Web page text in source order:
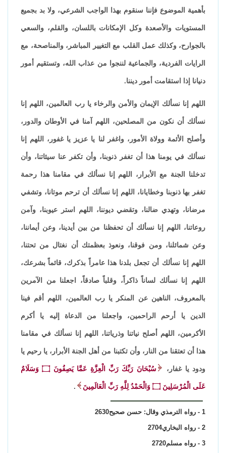
بأهمية الموضوع فإننا سنقوم بهذا الواجب الشرعي، ولا بد بجميع
المستويات والأصعدة وكل الإمكانات باللسان، والقلم، والسعي
بالجوارح، وكذلك عمل القلب مع التغيير المباشر، والمناصحة، مع
الرايات الفردية، والجماعية لننجوا من عذاب الله، وتستقيم أمور
دنيانا إذا استقامت أمور ديننا.
اللهم إنا نسألك الإيمان والأمن والرخاء يا رب العالمين، اللهم إنا
نسألك أن نكون من المصلحين، اللهم آمنا في الأوطان والدور،
وأصلح الأئمة وولاة الأمور، واغفر لنا يا عزيز يا غفور، اللهم إنا
نسألك في يومنا هذا أن تغفر ذنوبنا، وأن تكفر عنا سيئاتنا، وأن
تدخلنا الجنة مع الأبرار، اللهم إنا نسألك في مقامنا هذا رحمة
تغفر بها ذنوبنا وخطايانا، اللهم إنا نسألك أن ترحم موتانا، وتشفي
مرضانا، وتهدي ضالنا، وتقضي ديوننا، اللهم استر عيوبنا، وآمن
روعاتنا، اللهم إنا نسألك أن تحفظنا من بين أيدينا، وعن أيماننا،
وعن شمائلنا، ومن فوقنا، ونعوذ بعظمتك أن نغتال من تحتنا،
اللهم إنا نسألك أن تجعل بلدنا هذا عامراً بذكرك، قائماً بشرعك،
اللهم إنا نسألك لساناً ذاكراً، وقلباً صادقاً، اجعلنا من الآمرين
بالمعروف، الناهين عن المنكر يا رب العالمين، اللهم أقم فينا
الدين يا أرحم الراحمين، واجعلنا من الدعاة إليه يا أكرم
الأكرمين، اللهم أصلح نياتنا وذرياتنا، اللهم إنا نسألك في مقامنا
هذا أن تعتقنا من النار، وأن تكتبنا من أهل الجنة الأبرار، يا رحيم يا
ودود يا غفار، سُبْحَانَ رَبِّكَ رَبِّ الْعِزَّةِ عَمَّا يَصِفُونَ ۝ وَسَلَامٌ
عَلَى الْمُرْسَلِينَ ۝ وَالْحَمْدُ لِلَّهِ رَبِّ الْعَالَمِينَ .
1 - رواه الترمذي وقال: حسن صحيح2630
2 - رواه البخاري2704
3 - رواه مسلم2720